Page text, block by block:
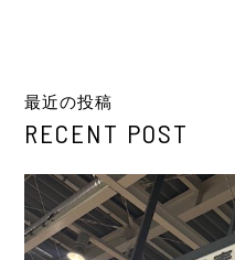
最近の投稿
RECENT POST